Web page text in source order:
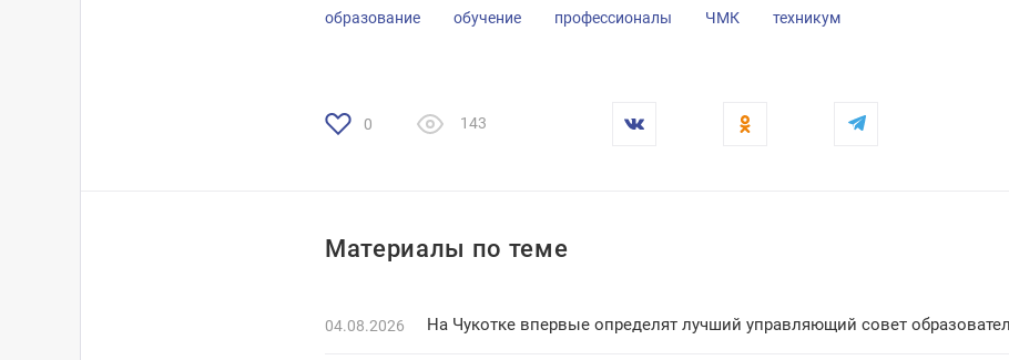
образование обучение профессионалы ЧМК техникум
0 143
Материалы по теме
04.08.2026 На Чукотке впервые определят лучший управляющий совет